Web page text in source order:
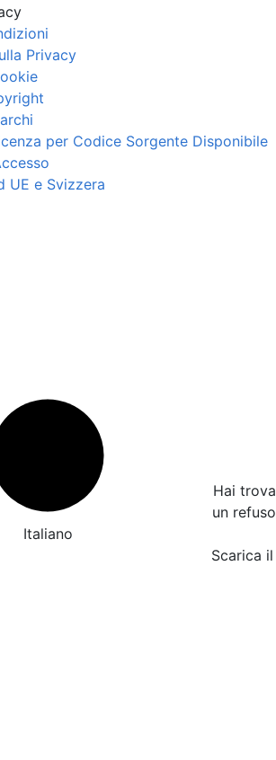
Privacy
per Codice Sorgente Disponibile
UE e Svizzera
Italiano
Hai
un
Scarica